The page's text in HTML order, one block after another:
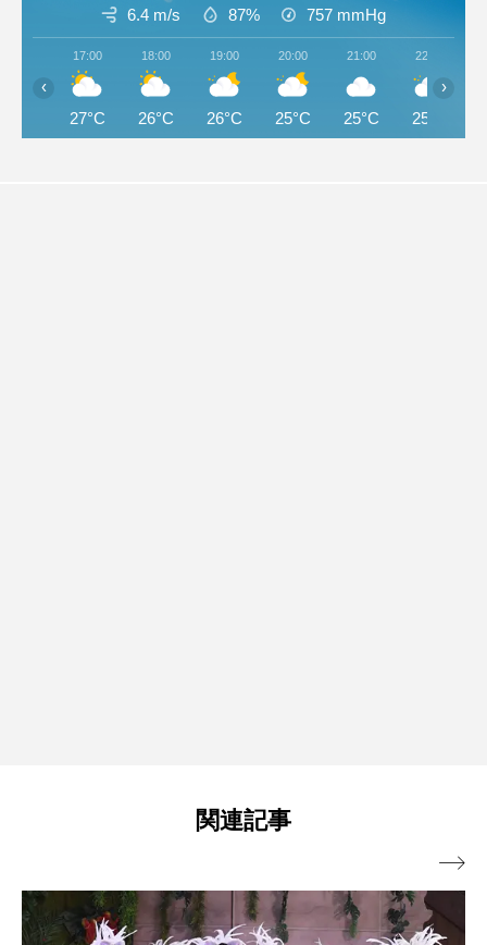
6.4 m/s 87% 757 mmHg
17:00
27°C
18:00
26°C
19:00
26°C
20:00
25°C
21:00
25°C
22:00
25°C
‹ ›
関連記事
